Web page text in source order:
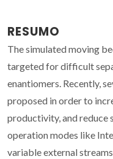
RESUMO
The simulated moving
targeted for difficult
enantiomers. Recently,
proposed in order to
productivity, and reduce
operation modes like
variable external